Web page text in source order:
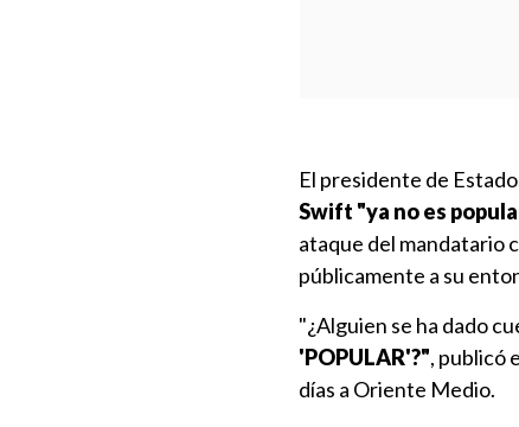
El presidente de
Swift "ya no es
ataque del mandatario
públicamente a su
"¿Alguien se ha dado
'POPULAR'?", publicó
días a Oriente Medio.